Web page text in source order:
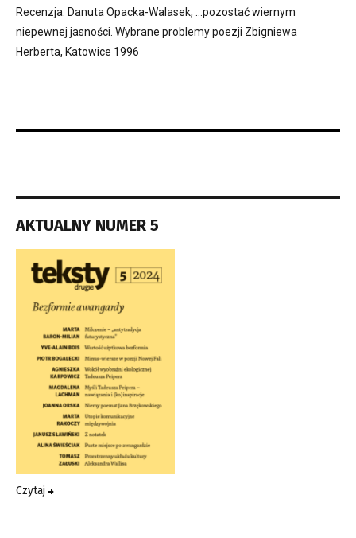
Recenzja. Danuta Opacka-Walasek, …pozostać wiernym
niepewnej jasności. Wybrane problemy poezji Zbigniewa
Herberta, Katowice 1996
AKTUALNY NUMER 5
Czytaj